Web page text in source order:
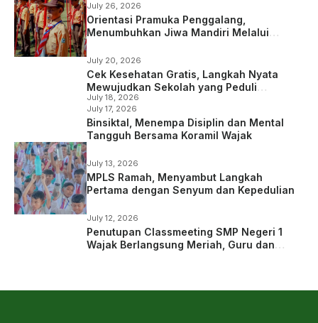
July 26, 2026
Orientasi Pramuka Penggalang,
Menumbuhkan Jiwa Mandiri Melalui
July 20, 2026
Cek Kesehatan Gratis, Langkah Nyata
Mewujudkan Sekolah yang Peduli
Kesehatan
July 18, 2026
July 17, 2026
Binsiktal, Menempa Disiplin dan Mental
Tangguh Bersama Koramil Wajak
July 13, 2026
MPLS Ramah, Menyambut Langkah
Pertama dengan Senyum dan Kepedulian
July 12, 2026
Penutupan Classmeeting SMP Negeri 1
Wajak Berlangsung Meriah, Guru dan